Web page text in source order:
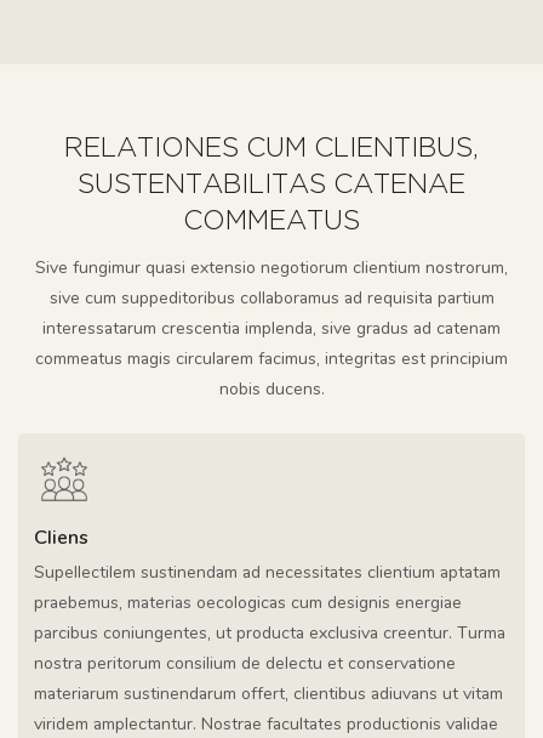
RELATIONES CUM CLIENTIBUS,
SUSTENTABILITAS CATENAE
COMMEATUS
Sive fungimur quasi extensio negotiorum clientium nostrorum,
sive cum suppeditoribus collaboramus ad requisita partium
interessatarum crescentia implenda, sive gradus ad catenam
commeatus magis circularem facimus, integritas est principium
nobis ducens.
Cliens
Supellectilem sustinendam ad necessitates clientium aptatam
praebemus, materias oecologicas cum designis energiae
parcibus coniungentes, ut producta exclusiva creentur. Turma
nostra peritorum consilium de delectu et conservatione
materiarum sustinendarum offert, clientibus adiuvans ut vitam
viridem amplectantur. Nostrae facultates productionis validae